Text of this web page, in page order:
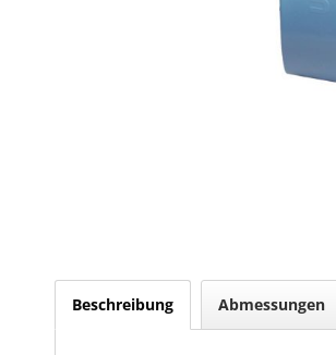
Beschreibung Abmessungen